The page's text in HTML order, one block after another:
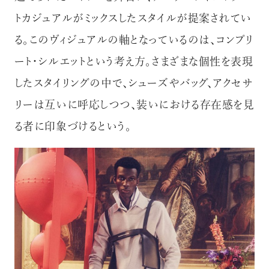
トカジュアルがミックスしたスタイルが提案されてい
る。このヴィジュアルの軸となっているのは、コンプリ
ート・シルエットという考え方。さまざまな個性を表現
したスタイリングの中で、シューズやバッグ、アクセサ
リーは互いに呼応しつつ、装いにおける存在感を見
る者に印象づけるという。